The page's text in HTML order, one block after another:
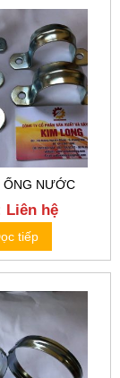
ỐNG NƯỚC
Liên hệ
tiếp